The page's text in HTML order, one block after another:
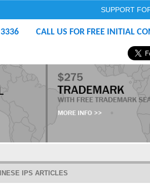
SUPPORT
CALL US FOR FREE INITIAL
IPS ARTICLES